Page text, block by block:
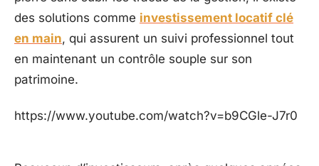
des solutions comme investissement locatif clé
en main, qui assurent un suivi professionnel tout
en maintenant un contrôle souple sur son
patrimoine.
https://www.youtube.com/watch?v=b9CGle-J7r0